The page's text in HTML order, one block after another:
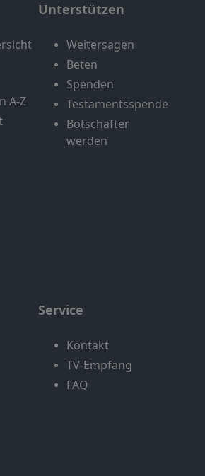
A-Z
Unterstützen
Weitersagen
Beten
Spenden
Testamentsspende
Botschafter
werden
Service
Kontakt
TV-Empfang
FAQ